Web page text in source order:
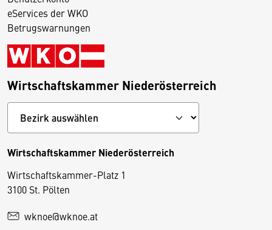
eServices der WKO
Betrugswarnungen
Wirtschaftskammer Niederösterreich
Wirtschaftskammer Niederösterreich
Wirtschaftskammer-Platz 1
3100 St. Pölten
wknoe@wknoe.at
D
e